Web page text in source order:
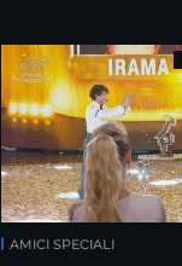
AMICI SPECIALI